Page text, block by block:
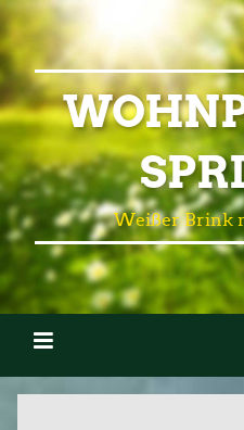
Weißer Brink